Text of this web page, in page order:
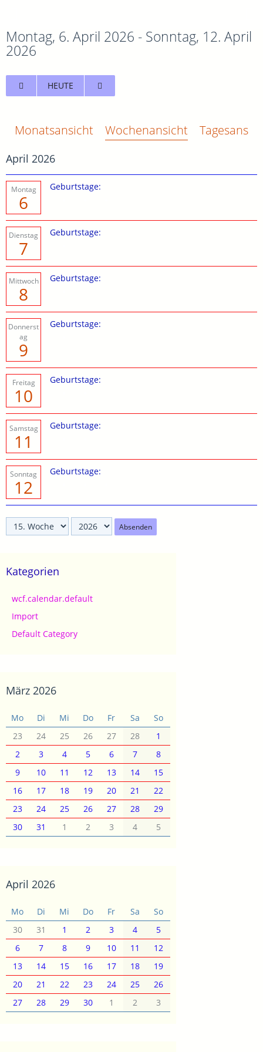
Montag, 6. April 2026 - Sonntag, 12. April
2026
HEUTE
Monatsansicht Wochenansicht
April 2026
Montag
6
Geburtstage:
Dienstag
7
Geburtstage:
Mittwoch
8
Geburtstage:
Donnerst
ag
9
Geburtstage:
Freitag
10
Geburtstage:
Samstag
11
Geburtstage:
Sonntag
12
Geburtstage:
Absenden
Kategorien
wcf.calendar.default
Import
Default Category
März 2026
Mo Di Mi Do Fr Sa
So
23
24 25 26 27 28
1
2
3 4 5 6 7
8
9
10 11 12 13 14
15
16
17 18 19 20 21
22
23
24 25 26 27 28
29
30
31 1 2 3 4 5
April 2026
Mo Di Mi Do Fr Sa
So
30
31 1 2 3 4
5
6
7 8 9 10 11
12
13
14 15 16 17 18
19
20
21 22 23 24 25
26
27
28 29 30 1 2 3